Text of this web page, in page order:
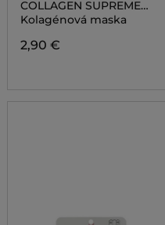
COLLAGEN SUPREME
MASK
Kolagénová maska
2,90 €